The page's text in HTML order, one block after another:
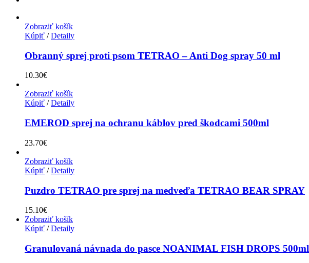
Zobraziť košík
Kúpiť / Detaily
Obranný sprej proti psom TETRAO – Anti Dog spray 50 ml
10.30€
Zobraziť košík
Kúpiť / Detaily
EMEROD sprej na ochranu káblov pred škodcami 500ml
23.70€
Zobraziť košík
Kúpiť / Detaily
Puzdro TETRAO pre sprej na medveďa TETRAO BEAR SPRAY
15.10€
Zobraziť košík
Kúpiť / Detaily
Granulovaná návnada do pasce NOANIMAL FISH DROPS 500ml